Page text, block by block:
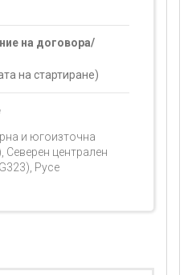
на договора/
на стартиране)
и югоизточна
Северен централен
Русе